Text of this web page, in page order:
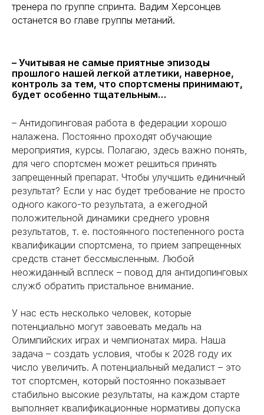
тренера по группе спринта. Вадим Херсонцев
останется во главе группы метаний.
– Учитывая не самые приятные эпизоды
прошлого нашей легкой атлетики, наверное,
контроль за тем, что спортсмены принимают,
будет особенно тщательным…
– Антидопинговая работа в федерации хорошо
налажена. Постоянно проходят обучающие
мероприятия, курсы. Полагаю, здесь важно понять,
для чего спортсмен может решиться принять
запрещенный препарат. Чтобы улучшить единичный
результат? Если у нас будет требование не просто
одного какого-то результата, а ежегодной
положительной динамики среднего уровня
результатов, т. е. постоянного постепенного роста
квалификации спортсмена, то прием запрещенных
средств станет бессмысленным. Любой
неожиданный всплеск – повод для антидопинговых
служб обратить пристальное внимание.
У нас есть несколько человек, которые
потенциально могут завоевать медаль на
Олимпийских играх и чемпионатах мира. Наша
задача – создать условия, чтобы к 2028 году их
число увеличить. А потенциальный медалист – это
тот спортсмен, который постоянно показывает
стабильно высокие результаты, на каждом старте
выполняет квалификационные нормативы допуска